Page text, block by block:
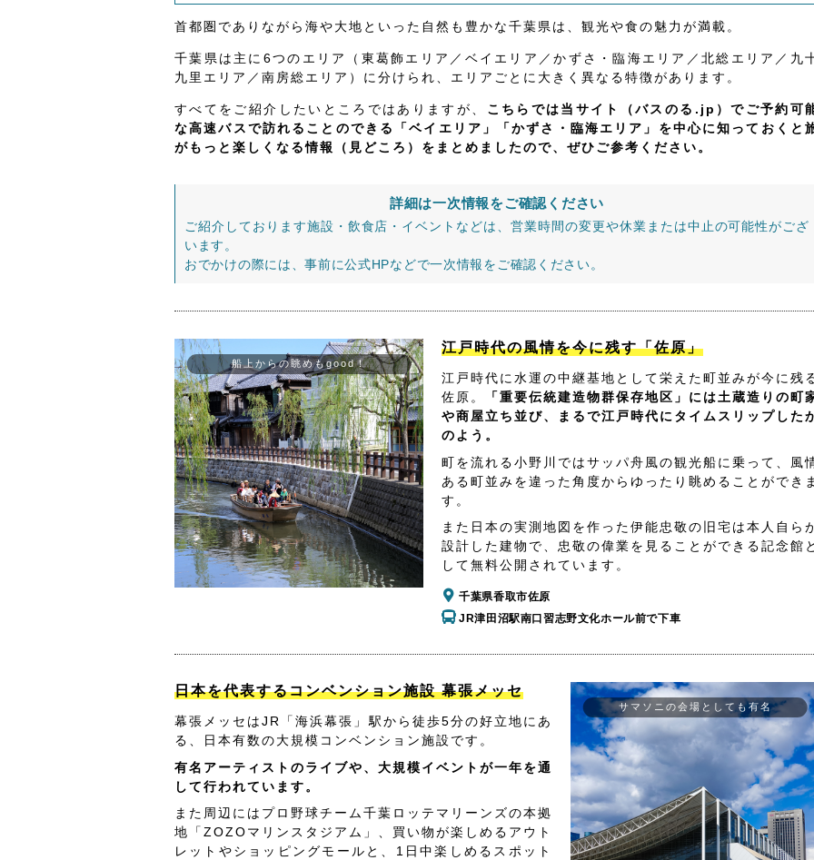
首都圏でありながら海や大地といった自然も豊かな千葉県は、観光や食の魅力が満載。
千葉県は主に6つのエリア（東葛飾エリア／ベイエリア／かずさ・臨海エリア／北総エリア／九
九里エリア／南房総エリア）に分けられ、エリアごとに大きく異なる特徴があります。
すべてをご紹介したいところではありますが、 こちらでは当サイト（バスのる.jp）でご予約可
な高速バスで訪れることのできる「ベイエリア」「かずさ・臨海エリア」を中心に知っておくと
がもっと楽しくなる情報（見どころ）をまとめましたので、ぜひご参考ください。
詳細は一次情報をご確認ください
ご紹介しております施設・飲食店・イベントなどは、営業時間の変更や休業または中止の可能性がござ
います。
おでかけの際には、事前に公式HPなどで一次情報をご確認ください。
船上からの眺めもgood！
江戸時代の風情を今に残す「佐原」
江戸時代に水運の中継基地として栄えた町並みが今に残
佐原。
「重要伝統建造物群保存地区」には土蔵造りの町
や商屋立ち並び、まるで江戸時代にタイムスリップした
のよう。
町を流れる小野川ではサッパ舟風の観光船に乗って、風
ある町並みを違った角度からゆったり眺めることができ
す。
また日本の実測地図を作った伊能忠敬の旧宅は本人自ら
設計した建物で、忠敬の偉業を見ることができる記念館
して無料公開されています。
千葉県香取市佐原
JR津田沼駅南口習志野文化ホール前で下車
日本を代表するコンベンション施設 幕張メッセ
幕張メッセはJR「海浜幕張」駅から徒歩5分の好立地にあ
る、日本有数の大規模コンベンション施設です。
有名アーティストのライブや、大規模イベントが一年を通
して行われています。
また周辺にはプロ野球チーム千葉ロッテマリーンズの本拠
地「ZOZOマリンスタジアム」、買い物が楽しめるアウト
レットやショッピングモールと、1日中楽しめるスポット
サマソニの会場としても有名